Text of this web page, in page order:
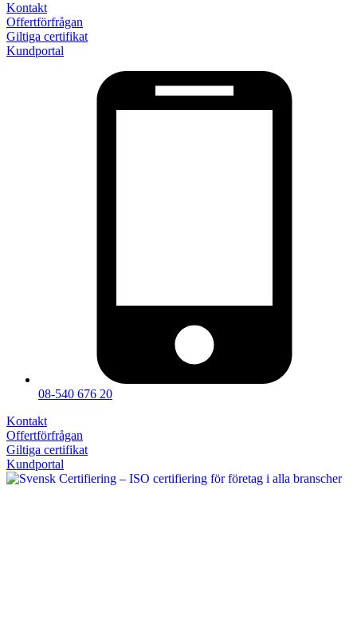
Kontakt
Offertförfrågan
Giltiga certifikat
Kundportal
08-540 676 20
Kontakt
Offertförfrågan
Giltiga certifikat
Kundportal